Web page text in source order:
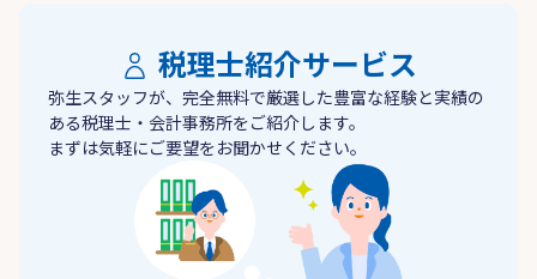
税理士紹介サービス
弥生スタッフが、完全無料で厳選した豊富な経験と実績の
ある税理士・会計事務所をご紹介します。
まずは気軽にご要望をお聞かせください。